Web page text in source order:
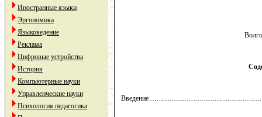
Иностранные языки
Эргономика
Языковедение
Реклама
Цифровые устройства
История
Компьютерные науки
Управленческие науки
Психология педагогика
Введение